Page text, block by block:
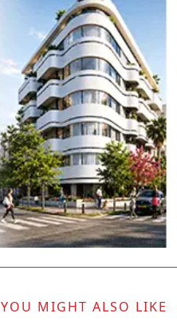
YOU MIGHT ALSO LIKE